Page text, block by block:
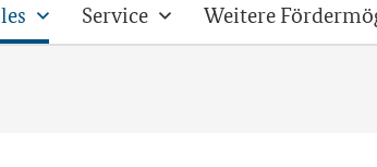
Service Weitere